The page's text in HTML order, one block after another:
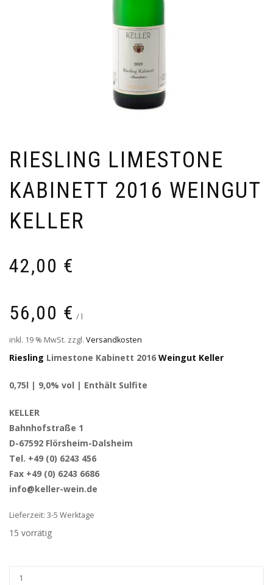
RIESLING LIMESTONE
KABINETT 2016 WEINGUT
KELLER
42,00 €
56,00 € / l
inkl. 19 % MwSt. zzgl. Versandkosten
Riesling Limestone Kabinett 2016 Weingut Keller
0,75l | 9,0% vol | Enthält Sulfite
KELLER
Bahnhofstraße 1
D-67592 Flörsheim-Dalsheim
Tel. +49 (0) 6243 456
Fax +49 (0) 6243 6686
info@keller-wein.de
Lieferzeit: 3-5 Werktage
15 vorrätig